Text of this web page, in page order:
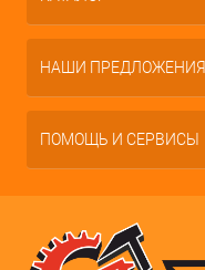
НАШИ ПРЕДЛОЖЕНИЯ
ПОМОЩЬ И СЕРВИСЫ